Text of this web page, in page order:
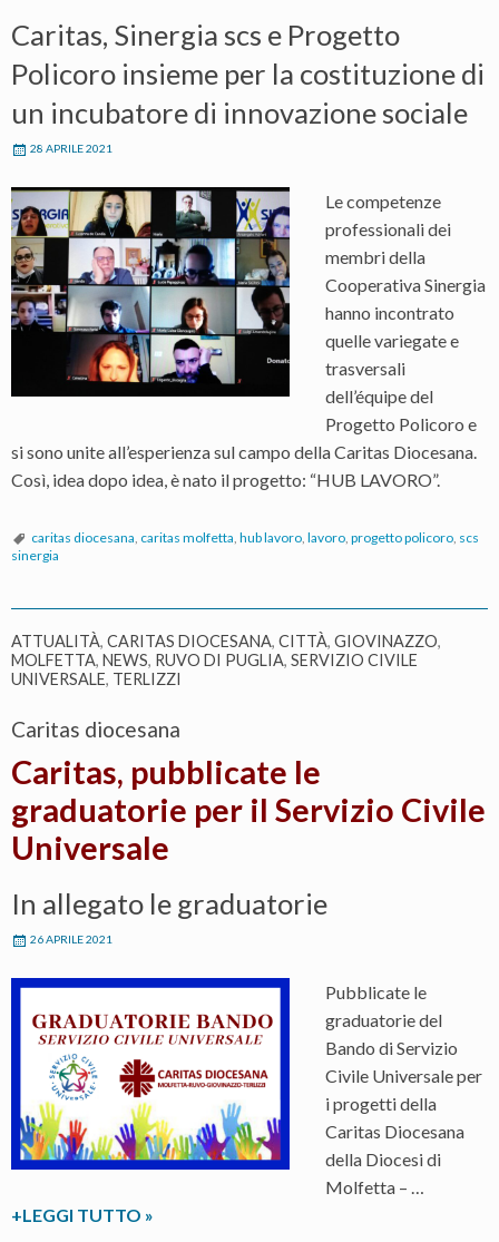
Caritas, Sinergia scs e Progetto
Policoro insieme per la costituzione di
un incubatore di innovazione sociale
28 APRILE 2021
Le competenze
professionali dei
membri della
Cooperativa Sinergia
hanno incontrato
quelle variegate e
trasversali
dell’équipe del
Progetto Policoro e
si sono unite all’esperienza sul campo della Caritas Diocesana.
Così, idea dopo idea, è nato il progetto: “HUB LAVORO”.
caritas diocesana, caritas molfetta, hub lavoro, lavoro, progetto policoro, scs
sinergia
ATTUALITÀ, CARITAS DIOCESANA, CITTÀ, GIOVINAZZO,
MOLFETTA, NEWS, RUVO DI PUGLIA, SERVIZIO CIVILE
UNIVERSALE, TERLIZZI
Caritas diocesana
Caritas, pubblicate le
graduatorie per il Servizio Civile
Universale
In allegato le graduatorie
26 APRILE 2021
Pubblicate le
graduatorie del
Bando di Servizio
Civile Universale per
i progetti della
Caritas Diocesana
della Diocesi di
Molfetta – …
+LEGGI TUTTO Caritas,
»